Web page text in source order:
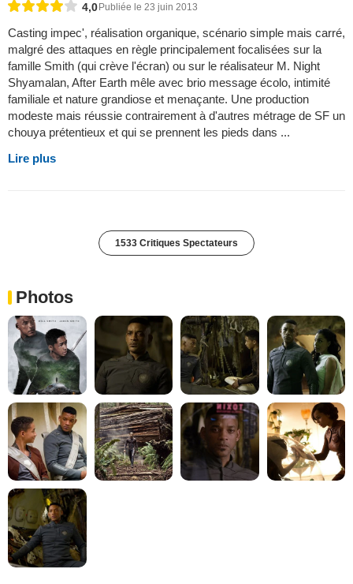
4,0 Publiée le 23 juin 2013
Casting impec', réalisation organique, scénario simple mais carré,
malgré des attaques en règle principalement focalisées sur la
famille Smith (qui crève l'écran) ou sur le réalisateur M. Night
Shyamalan, After Earth mêle avec brio message écolo, intimité
familiale et nature grandiose et menaçante. Une production
modeste mais réussie contrairement à d'autres métrage de SF un
chouya prétentieux et qui se prennent les pieds dans ...
Lire plus
1533 Critiques Spectateurs
Photos